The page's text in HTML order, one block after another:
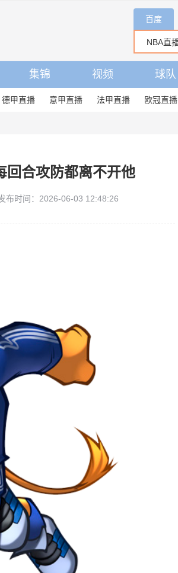
百度
集锦 视频 球队
德甲直播 意甲直播 法甲直播 欧冠直播
回合攻防都离不开他
布时间：2026-06-03 12:48:26